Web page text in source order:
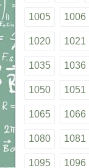
1005 1006
1020 1021
1035 1036
1050 1051
1065 1066
1080 1081
1095 1096